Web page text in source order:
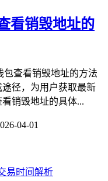
看销毁地址的
包查看销毁地址的方法
径，为用户获取最新
销毁地址的具体...
04-01